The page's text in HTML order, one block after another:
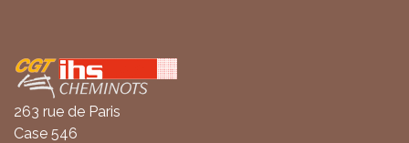
Coordonnées
263 rue de Paris
Case 546